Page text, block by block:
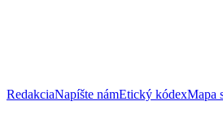
RedakciaNapíšte námEtický kódexMapa